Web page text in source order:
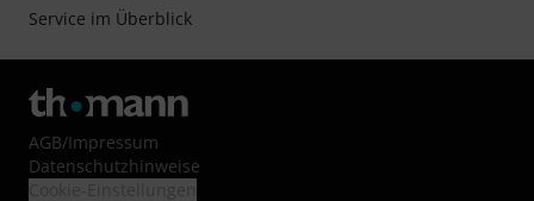
Service im Überblick
AGB/Impressum
Datenschutzhinweise